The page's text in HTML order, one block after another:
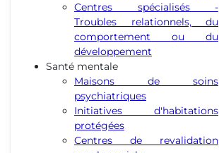
Centres spécialisés -
Troubles relationnels, du
comportement ou du
développement
Santé mentale
Maisons de soins
psychiatriques
Initiatives d'habitations
protégées
Centres de revalidation